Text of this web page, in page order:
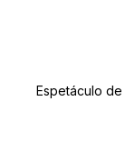
Espetáculo